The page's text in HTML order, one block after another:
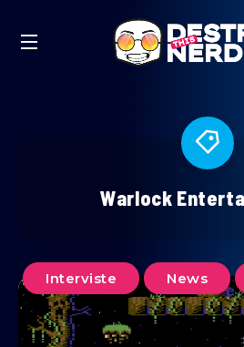
Warlock
Interviste News